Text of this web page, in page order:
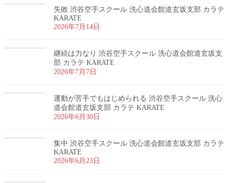
失敗 渋谷空手スクール 洗心道会館道玄坂支部 カラテ
KARATE
2026年7月14日
継続は力なり 渋谷空手スクール 洗心道会館道玄坂支
部 カラテ KARATE
2026年7月7日
運動が苦手でもはじめられる 渋谷空手スクール 洗心
道会館道玄坂支部 カラテ KARATE
2026年6月30日
集中 渋谷空手スクール 洗心道会館道玄坂支部 カラテ
KARATE
2026年6月23日